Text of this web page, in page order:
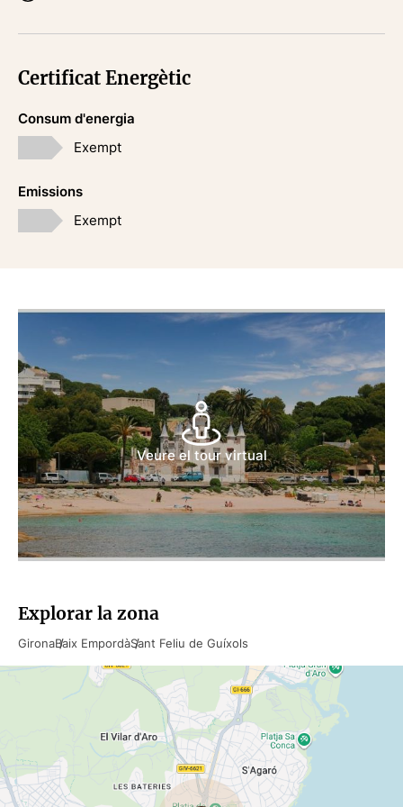
Certificat Energètic
Consum d'energia
Exempt
Emissions
Exempt
Veure el tour virtual
Explorar la zona
GironaBaix EmpordàSant Feliu de Guíxols